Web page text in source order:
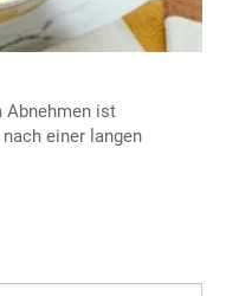
Abnehmen ist
einer langen